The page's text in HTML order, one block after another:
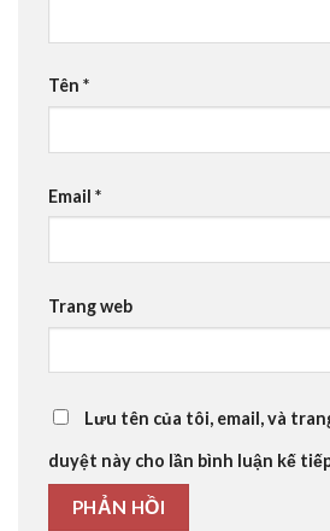
Tên *
Email *
Trang web
Lưu tên của tôi, email, và
duyệt này cho lần bình luận kế